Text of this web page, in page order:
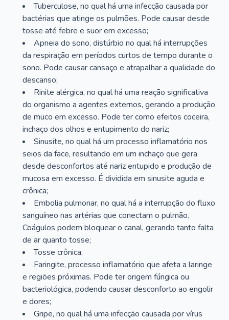
Tuberculose, no qual há uma infecção causada por
bactérias que atinge os pulmões. Pode causar desde
tosse até febre e suor em excesso;
Apneia do sono, distúrbio no qual há interrupções
da respiração em períodos curtos de tempo durante o
sono. Pode causar cansaço e atrapalhar a qualidade do
descanso;
Rinite alérgica, no qual há uma reação significativa
do organismo a agentes externos, gerando a produção
de muco em excesso. Pode ter como efeitos coceira,
inchaço dos olhos e entupimento do nariz;
Sinusite, no qual há um processo inflamatório nos
seios da face, resultando em um inchaço que gera
desde desconfortos até nariz entupido e produção de
mucosa em excesso. É dividida em sinusite aguda e
crônica;
Embolia pulmonar, no qual há a interrupção do fluxo
sanguíneo nas artérias que conectam o pulmão.
Coágulos podem bloquear o canal, gerando tanto falta
de ar quanto tosse;
Tosse crônica;
Faringite, processo inflamatório que afeta a laringe
e regiões próximas. Pode ter origem fúngica ou
bacteriológica, podendo causar desconforto ao engolir
e dores;
Gripe, no qual há uma infecção causada por vírus